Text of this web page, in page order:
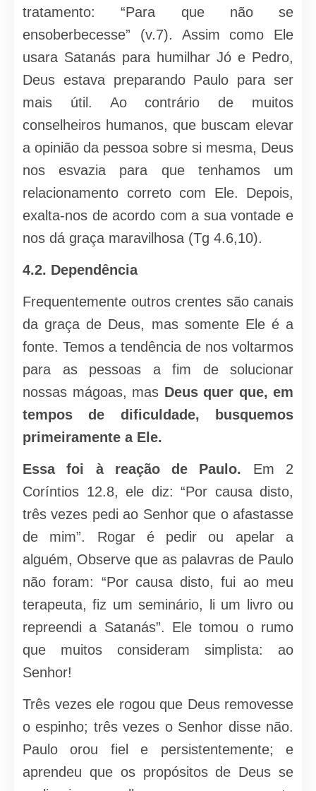
tratamento: “Para que não se
ensoberbecesse” (v.7). Assim como Ele
usara Satanás para humilhar Jó e Pedro,
Deus estava preparando Paulo para ser
mais útil. Ao contrário de muitos
conselheiros humanos, que buscam elevar
a opinião da pessoa sobre si mesma, Deus
nos esvazia para que tenhamos um
relacionamento correto com Ele. Depois,
exalta-nos de acordo com a sua vontade e
nos dá graça maravilhosa (Tg 4.6,10).
4.2. Dependência
Frequentemente outros crentes são canais
da graça de Deus, mas somente Ele é a
fonte. Temos a tendência de nos voltarmos
para as pessoas a fim de solucionar
nossas mágoas, mas Deus quer que, em
tempos de dificuldade, busquemos
primeiramente a Ele.
Essa foi à reação de Paulo. Em 2
Coríntios 12.8, ele diz: “Por causa disto,
três vezes pedi ao Senhor que o afastasse
de mim”. Rogar é pedir ou apelar a
alguém, Observe que as palavras de Paulo
não foram: “Por causa disto, fui ao meu
terapeuta, fiz um seminário, li um livro ou
repreendi a Satanás”. Ele tomou o rumo
que muitos consideram simplista: ao
Senhor!
Três vezes ele rogou que Deus removesse
o espinho; três vezes o Senhor disse não.
Paulo orou fiel e persistentemente; e
aprendeu que os propósitos de Deus se